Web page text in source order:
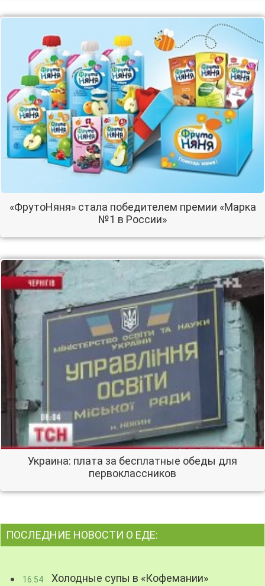
«ФрутоНяня» стала победителем премии «Марка
№1 в России»
Украина: плата за бесплатные обеды для
первоклассников
ПОСЛЕДНИЕ НОВОСТИ О ЕДЕ:
16:54 Холодные супы в «Кофемании»